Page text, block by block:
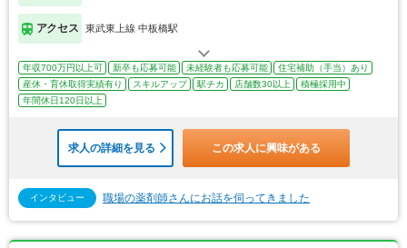
アクセス 東武東上線 中板橋駅
年収700万円以上可 新卒も応募可能 未経験者も応募可能
住宅補助（手当）あり
産休・育休取得実績有り
スキルアップ 駅チカ 店舗数30以上
積極採用中
年間休日120日以上
求人の詳細を見る この求人に興味がある
インタビュー 職場の薬剤師さんにお話を伺ってきました